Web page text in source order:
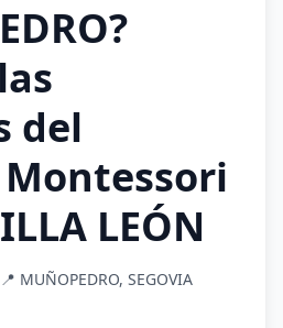
del
LEÓN
📍 MUÑOPEDRO, SEGOVIA